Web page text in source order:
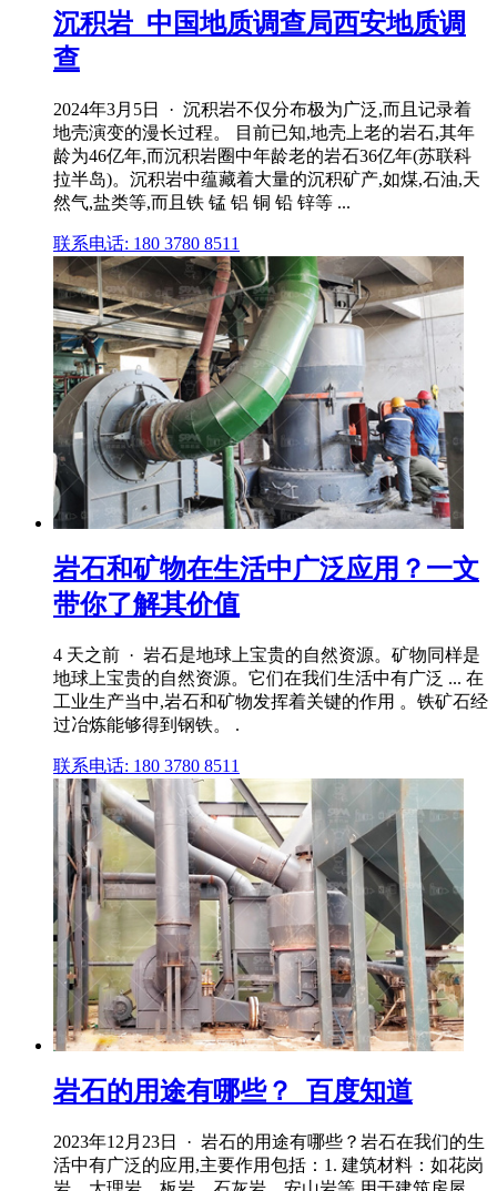
沉积岩_中国地质调查局西安地质调
查
2024年3月5日 · 沉积岩不仅分布极为广泛,而且记录着
地壳演变的漫长过程。 目前已知,地壳上老的岩石,其年
龄为46亿年,而沉积岩圈中年龄老的岩石36亿年(苏联科
拉半岛)。沉积岩中蕴藏着大量的沉积矿产,如煤,石油,天
然气,盐类等,而且铁 锰 铝 铜 铅 锌等 ...
联系电话: 180 3780 8511
岩石和矿物在生活中广泛应用？一文
带你了解其价值
4 天之前 · 岩石是地球上宝贵的自然资源。矿物同样是
地球上宝贵的自然资源。它们在我们生活中有广泛 ... 在
工业生产当中,岩石和矿物发挥着关键的作用 。铁矿石经
过冶炼能够得到钢铁。 .
联系电话: 180 3780 8511
岩石的用途有哪些？_百度知道
2023年12月23日 · 岩石的用途有哪些？岩石在我们的生
活中有广泛的应用,主要作用包括：1. 建筑材料：如花岗